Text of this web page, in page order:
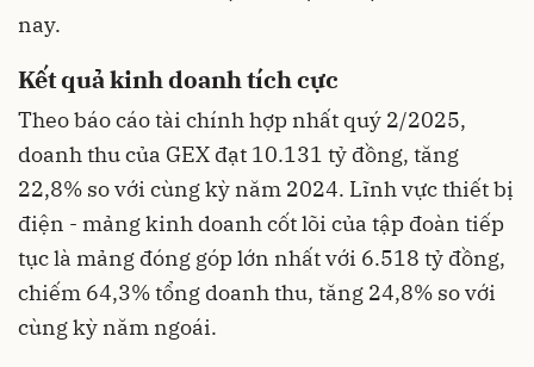
nay.
Kết quả kinh doanh tích cực
Theo báo cáo tài chính hợp nhất quý 2/2025,
doanh thu của GEX đạt 10.131 tỷ đồng, tăng
22,8% so với cùng kỳ năm 2024. Lĩnh vực thiết bị
điện - mảng kinh doanh cốt lõi của tập đoàn tiếp
tục là mảng đóng góp lớn nhất với 6.518 tỷ đồng,
chiếm 64,3% tổng doanh thu, tăng 24,8% so với
cùng kỳ năm ngoái.